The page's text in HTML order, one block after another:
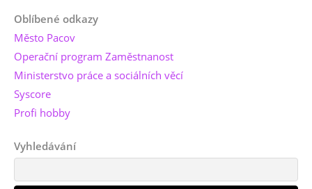
Oblíbené odkazy
Město Pacov
Operační program Zaměstnanost
Ministerstvo práce a sociálních věcí
Syscore
Profi hobby
Vyhledávání